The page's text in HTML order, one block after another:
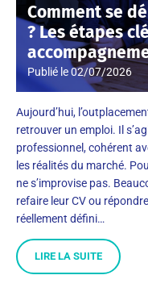
Comment se
? Les étapes
Publié le02/07/2026
Aujourd’hui,
retrouver un emploi. Il
professionnel, cohérent
les réalités du marché.
ne s’improvise pas.
refaire leur CV ou
réellement défini…
LIRE LA SUITE